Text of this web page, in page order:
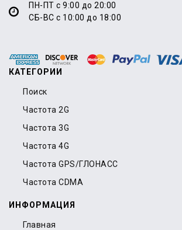
ПН-ПТ с 9:00 до 20:00
СБ-ВС с 10:00 до 18:00
КАТЕГОРИИ
Поиск
Частота 2G
Частота 3G
Частота 4G
Частота GPS/ГЛОНАСС
Частота CDMA
ИНФОРМАЦИЯ
Главная